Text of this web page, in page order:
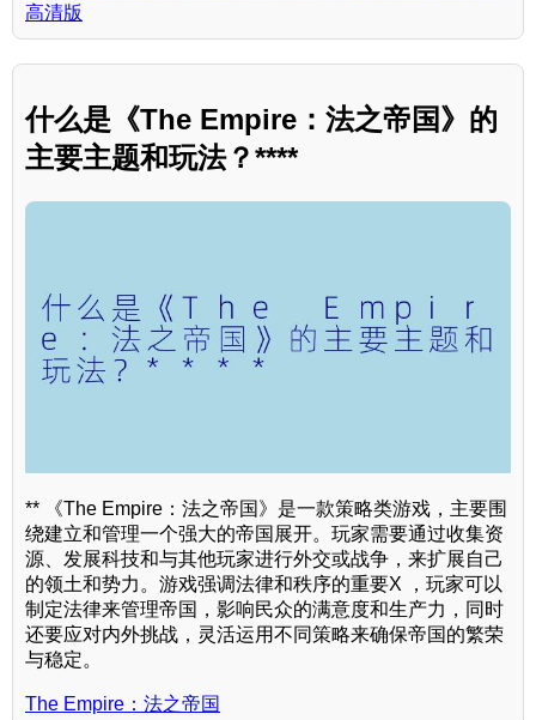
高清版
什么是《The Empire：法之帝国》的
主要主题和玩法？****
** 《The Empire：法之帝国》是一款策略类游戏，主要围
绕建立和管理一个强大的帝国展开。玩家需要通过收集资
源、发展科技和与其他玩家进行外交或战争，来扩展自己
的领土和势力。游戏强调法律和秩序的重要X ，玩家可以
制定法律来管理帝国，影响民众的满意度和生产力，同时
还要应对内外挑战，灵活运用不同策略来确保帝国的繁荣
与稳定。
The Empire：法之帝国